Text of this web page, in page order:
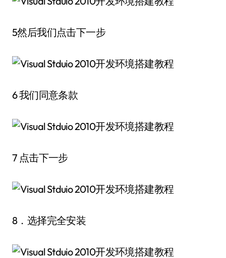
5然后我们点击下一步
6 我们同意条款
7 点击下一步
8．选择完全安装